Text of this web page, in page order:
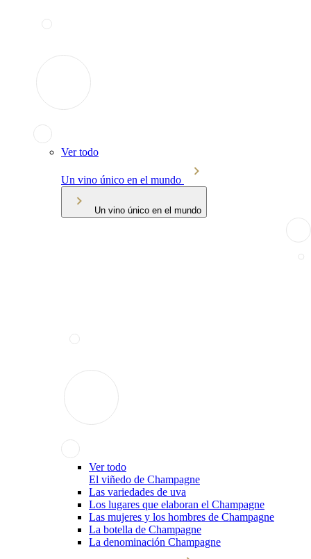
Ver todo
Un vino único en el mundo
Un vino único en el mundo
Ver todo
El viñedo de Champagne
Las variedades de uva
Los lugares que elaboran el Champagne
Las mujeres y los hombres de Champagne
La botella de Champagne
La denominación Champagne